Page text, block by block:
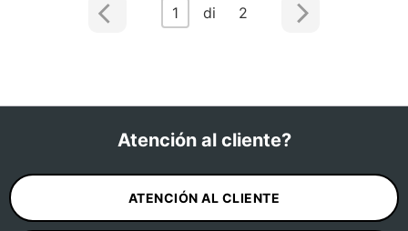
1 di 2
Atención al cliente?
ATENCIÓN AL CLIENTE